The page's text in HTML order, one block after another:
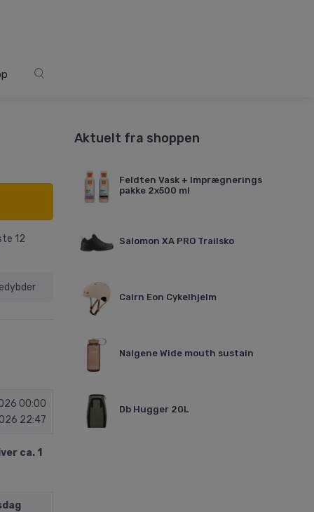
12
00:00
22:47
ca. 1
Aktuelt fra shoppen
Feldten Vask + Imprægnerings
pakke 2x500 ml
Salomon XA PRO Trailsko
Cairn Eon Cykelhjelm
Nalgene Wide mouth sustain
Db Hugger 20L